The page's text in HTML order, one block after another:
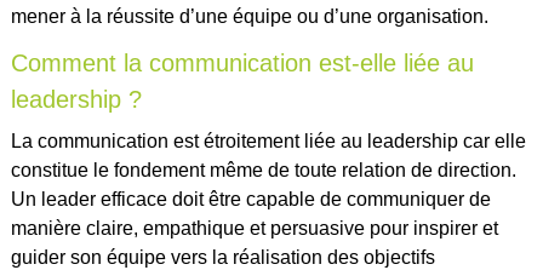
mener à la réussite d’une équipe ou d’une organisation.
Comment la communication est-elle liée au
leadership ?
La communication est étroitement liée au leadership car elle
constitue le fondement même de toute relation de direction.
Un leader efficace doit être capable de communiquer de
manière claire, empathique et persuasive pour inspirer et
guider son équipe vers la réalisation des objectifs